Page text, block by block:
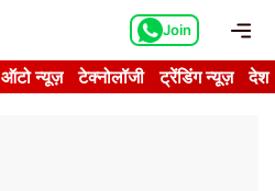
Join
ऑटो न्यूज़ टेक्नोलॉजी ट्रेंडिंग न्यूज़ देश